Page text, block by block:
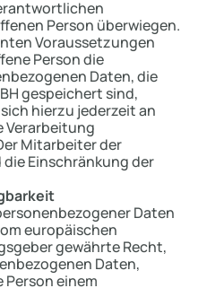
Person überwiegen.
Voraussetzungen
Person die
Daten, die
gespeichert sind,
hierzu jederzeit an
Verarbeitung
Mitarbeiter der
die Einschränkung der
Daten
europäischen
gewährte Recht,
Daten,
einem